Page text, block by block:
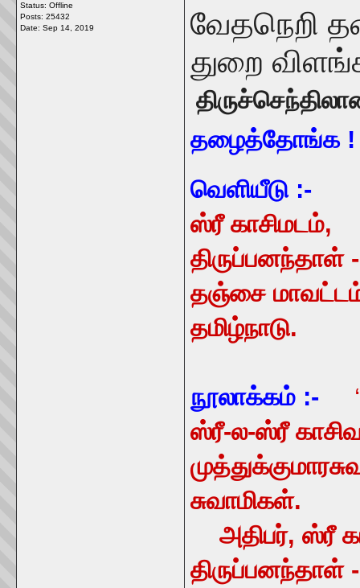
Status: Offline
Posts: 25432
Date: Sep 14, 2019
வேதநெறி
துறை
தழைத்தோங்க !
வெளியீடு :-
ஸ்ரீ காசிமடம்,
திருப்பனந்தாள்
தஞ்சை
தமிழ்நாடு.
நூலாக்கம் :-
ஸ்ரீ-ல-ஸ்ரீ
சுவாமிகள்.
அதிபர், ஸ்ரீ
திருப்பனந்தாள்-